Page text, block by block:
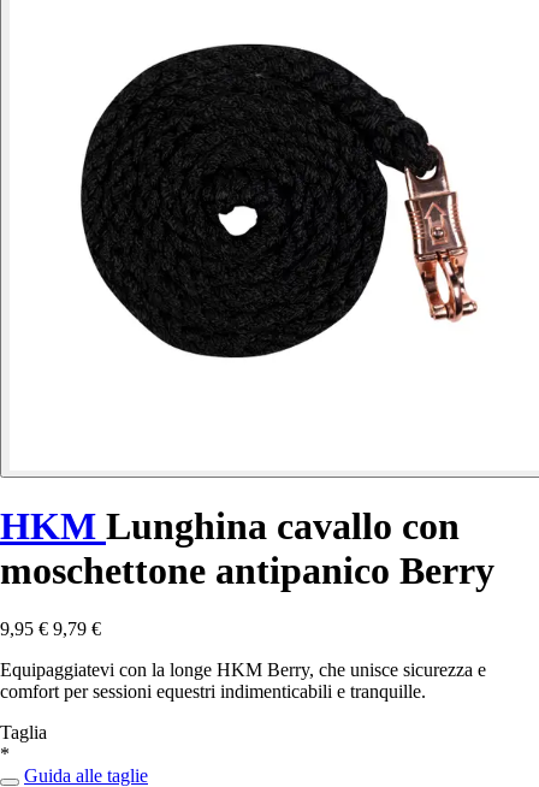
HKM Lunghina cavallo con
moschettone antipanico Berry
9,95 € 9,79 €
Equipaggiatevi con la longe HKM Berry, che unisce sicurezza e
comfort per sessioni equestri indimenticabili e tranquille.
Taglia
*
Guida alle taglie